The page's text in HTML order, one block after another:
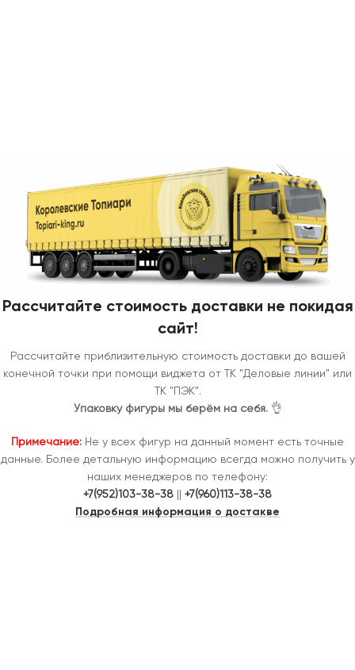
Рассчитайте стоимость доставки не покидая
сайт!
Рассчитайте приблизительную стоимость доставки до вашей
конечной точки при помощи виджета от ТК "Деловые линии" или
ТК "ПЭК".
Упаковку фигуры мы берём на себя.👌
Примечание: Не у всех фигур на данный момент есть точные
данные. Более детальную информацию всегда можно получить у
наших менеджеров по телефону:
+7(952)103-38-38 || +7(960)113-38-38
Подробная информация о достакве